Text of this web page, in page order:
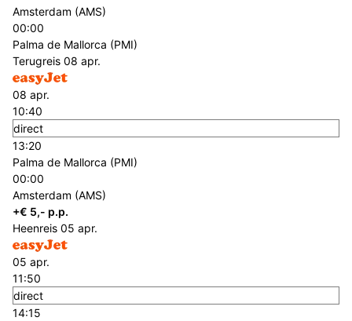
Amsterdam (AMS)
00:00
Palma de Mallorca (PMI)
Terugreis 08 apr.
08 apr.
10:40
direct
13:20
Palma de Mallorca (PMI)
00:00
Amsterdam (AMS)
+€ 5,- p.p.
Heenreis 05 apr.
05 apr.
11:50
direct
14:15